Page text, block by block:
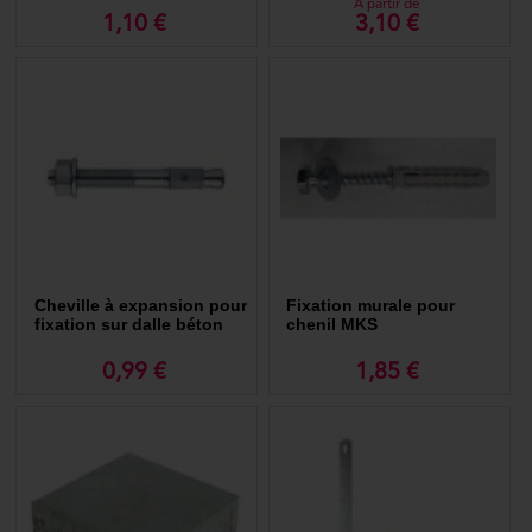
1,10 €
A partir de
3,10 €
Cheville à expansion pour
fixation sur dalle béton
0,99 €
Fixation murale pour
chenil MKS
1,85 €